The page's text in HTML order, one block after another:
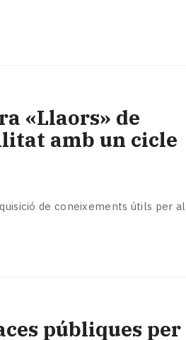
«Llaors» de
amb un cicle
de coneixements útils per al
públiques per